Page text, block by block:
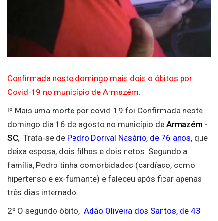
Confirmada neste domingo mais dois o óbitos por
Covid-19 no município de Armazém.
!º Mais uma morte por covid-19 foi Confirmada neste
domingo dia 16 de agosto no município de Armazém -
SC, Trata-se de Pedro Dorival Nasário, de 76 anos, que
deixa esposa, dois filhos e dois netos. Segundo a
família, Pedro tinha comorbidades (cardíaco, como
hipertenso e ex-fumante) e faleceu após ficar apenas
três dias internado.
2º O segundo óbito, Adão Oliveira dos Santos, de 43